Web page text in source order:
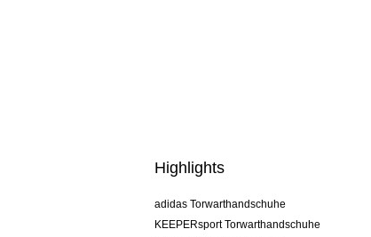
Highlights
adidas Torwarthandschuhe
KEEPERsport Torwarthandschuhe